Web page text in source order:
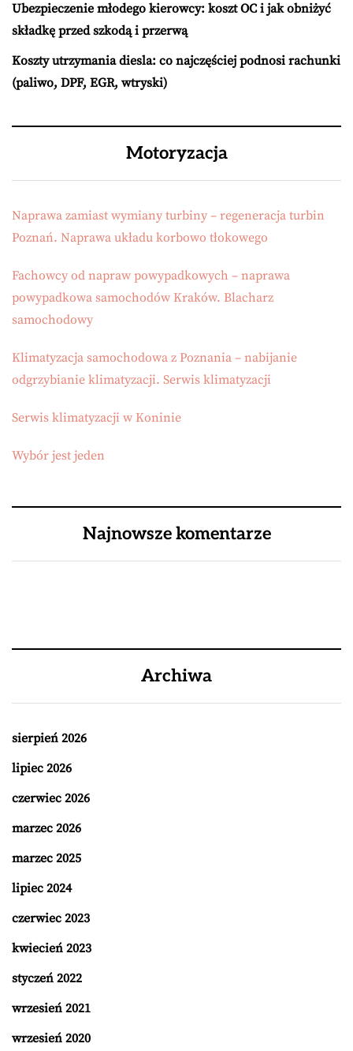
Ubezpieczenie młodego kierowcy: koszt OC i jak obniżyć
składkę przed szkodą i przerwą
Koszty utrzymania diesla: co najczęściej podnosi rachunki
(paliwo, DPF, EGR, wtryski)
Motoryzacja
Naprawa zamiast wymiany turbiny – regeneracja turbin
Poznań. Naprawa układu korbowo tłokowego
Fachowcy od napraw powypadkowych – naprawa
powypadkowa samochodów Kraków. Blacharz
samochodowy
Klimatyzacja samochodowa z Poznania – nabijanie
odgrzybianie klimatyzacji. Serwis klimatyzacji
Serwis klimatyzacji w Koninie
Wybór jest jeden
Najnowsze komentarze
Archiwa
sierpień 2026
lipiec 2026
czerwiec 2026
marzec 2026
marzec 2025
lipiec 2024
czerwiec 2023
kwiecień 2023
styczeń 2022
wrzesień 2021
wrzesień 2020